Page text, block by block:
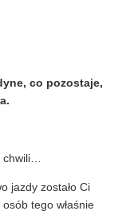
co pozostaje,
chwili…
jazdy zostało Ci
tego właśnie